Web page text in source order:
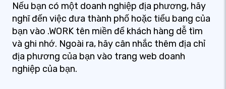
Nếu bạn có một doanh nghiệp địa phương, hãy
nghĩ đến việc đưa thành phố hoặc tiểu bang của
bạn vào .WORK tên miền để khách hàng dễ tìm
và ghi nhớ. Ngoài ra, hãy cân nhắc thêm địa chỉ
địa phương của bạn vào trang web doanh
nghiệp của bạn.